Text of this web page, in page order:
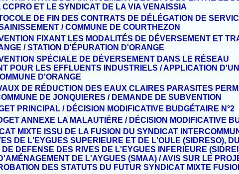
CCPRO ET LE SYNDICAT DE LAVIA VENAISSIA
DE FIN DES CONTRATS DE D É LÉGATION DE
/COMMUNE DE COURTHEZON
FIXANT LES MODALITÉS DE D ÉVERSEMENT ET
/STATION D' É PURATION D'ORANGE
SP ÉCIALE DE D ÉVERSEMENT DANS LE R ÉSEAU
POUR LES EFFLUENTS INDUSTRIELS /APPLICATION
D'ORANGE
DE R É DUCTION DES EAUX CLAIRES PARASITES
DEJONQUIERES / DEMANDE DE SUBVENTION
PRINCIPAL / D ÉCISION MODIFICATIVE BUDGÉTAIRE N°2
ANNEXE LA MALAUTI É RE / D ÉCISION MODIFICATIVE
MIXTE ISSU DE LA FUSION DU SYNDICAT
DE L'EYGUESSUPERIEURE ET DE L'OULE (SIDRESO),
DE DEFENSE DES RIVES DE L'EYGUES
INFERIEURE
É NAGEMENT DE L'AYGUES (SMAA) / AVIS SUR LE
DES STATUTS DU FUTUR SYNDICAT MIXTE